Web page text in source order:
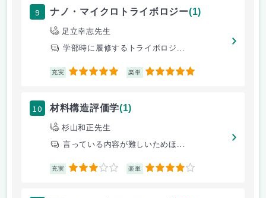
9 ナノ・マイクロトライボロジー(1)
足立幸志先生
学部時に履修するトライボロジ...
充実 5 楽単 5
10 材料構造評価学(1)
杉山和正先生
言っている内容が難しいためほ...
充実 3 楽単 4